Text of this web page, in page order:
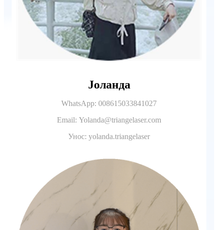
Јоланда
WhatsApp: 008615033841027
Email: Yolanda@triangelaser.com
Унос: yolanda.triangelaser